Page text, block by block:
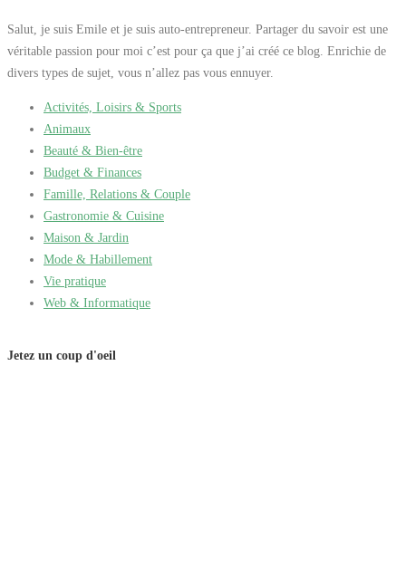
Salut, je suis Emile et je suis auto-entrepreneur. Partager du savoir est une
véritable passion pour moi c’est pour ça que j’ai créé ce blog. Enrichie de
divers types de sujet, vous n’allez pas vous ennuyer.
Activités, Loisirs & Sports
Animaux
Beauté & Bien-être
Budget & Finances
Famille, Relations & Couple
Gastronomie & Cuisine
Maison & Jardin
Mode & Habillement
Vie pratique
Web & Informatique
Jetez un coup d'oeil